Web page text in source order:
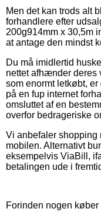
Men det kan trods alt
forhandlere efter
200g914mm x 30,5m
at antage den mindst
Du må imidlertid
nettet afhænder deres
som enormt letkøbt,
på en fup internet
omsluttet af en
overfor bedrageriske
Vi anbefaler shopping
mobilen. Alternativt
eksempelvis ViaBill,
betalingen ude i
Forinden nogen